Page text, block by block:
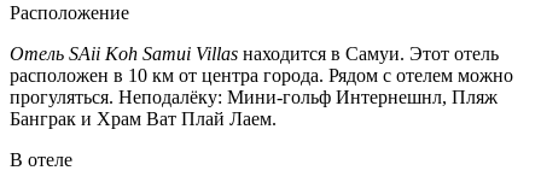
Расположение
Отель SAii Koh Samui Villas находится в Самуи. Этот отель
расположен в 10 км от центра города. Рядом с отелем можно
прогуляться. Неподалёку: Мини-гольф Интернешнл, Пляж
Банграк и Храм Ват Плай Лаем.
В отеле